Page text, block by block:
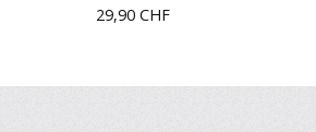
29,90 CHF